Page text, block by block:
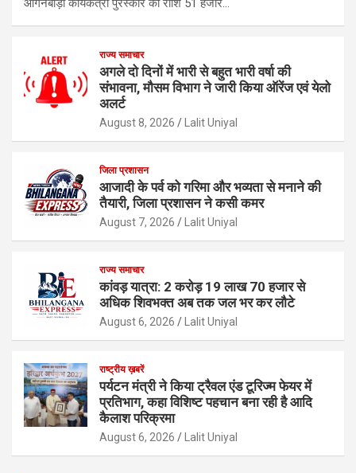
राज्य समाचार
अगले दो दिनों में भारी से बहुत भारी वर्षा की
संभावना, मौसम विभाग ने जारी किया ऑरेंज एवं येलो
अलर्ट
August 8, 2026 Lalit Uniyal
जिला प्रशासन
आजादी के पर्व को गरिमा और भव्यता से मनाने की
तैयारी, जिला प्रशासन ने कसी कमर
August 7, 2026 Lalit Uniyal
राज्य समाचार
कांवड़ यात्रा: 2 करोड़ 19 लाख 70 हजार से
अधिक शिवभक्त अब तक जल भर कर लौटे
August 6, 2026 Lalit Uniyal
राष्ट्रीय ख़बरें
पर्यटन मंत्री ने किया ट्रैवल एंड टूरिज्म फेयर में
प्रतिभाग, कहा विशिष्ट पहचान बना रही है आदि
कैलाश परिक्रमा
August 6, 2026 Lalit Uniyal